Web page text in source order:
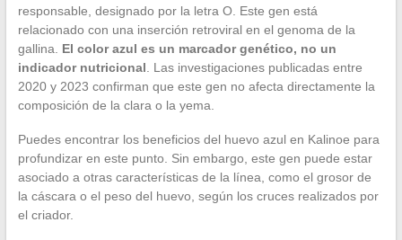
responsable, designado por la letra O. Este gen está
relacionado con una inserción retroviral en el genoma de la
gallina. El color azul es un marcador genético, no un
indicador nutricional . Las investigaciones publicadas entre
2020 y 2023 confirman que este gen no afecta directamente la
composición de la clara o la yema.
Puedes encontrar los beneficios del huevo azul en Kalinoe para
profundizar en este punto. Sin embargo, este gen puede estar
asociado a otras características de la línea, como el grosor de
la cáscara o el peso del huevo, según los cruces realizados por
el criador.